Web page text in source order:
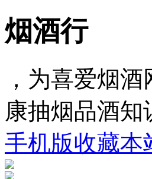
烟酒行
，为喜爱烟
康抽烟品酒知
手机版收藏本